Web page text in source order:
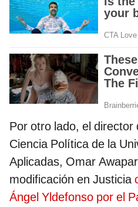
Por otro lado, el director
Ciencia Política de la
Aplicadas, Omar
modificación en Justicia
Ángel Yldefonso por el